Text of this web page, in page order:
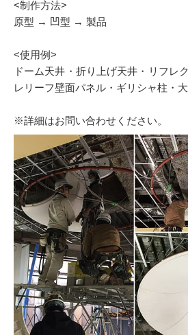
<制作方法>
原型 → 凹型 → 製品
<使用例>
ドーム天井・折り上げ天井・リフレ
レリーフ壁面パネル・ギリシャ柱・
※詳細はお問い合わせください。